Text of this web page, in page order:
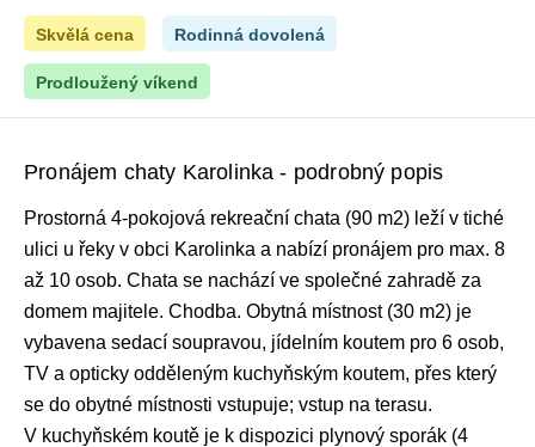
Skvělá cena Rodinná dovolená
Prodloužený víkend
Pronájem chaty Karolinka - podrobný popis
Prostorná 4-pokojová rekreační chata (90 m2) leží v tiché
ulici u řeky v obci Karolinka a nabízí pronájem pro max. 8
až 10 osob. Chata se nachází ve společné zahradě za
domem majitele. Chodba. Obytná místnost (30 m2) je
vybavena sedací soupravou, jídelním koutem pro 6 osob,
TV a opticky odděleným kuchyňským koutem, přes který
se do obytné místnosti vstupuje; vstup na terasu.
V kuchyňském koutě je k dispozici plynový sporák (4